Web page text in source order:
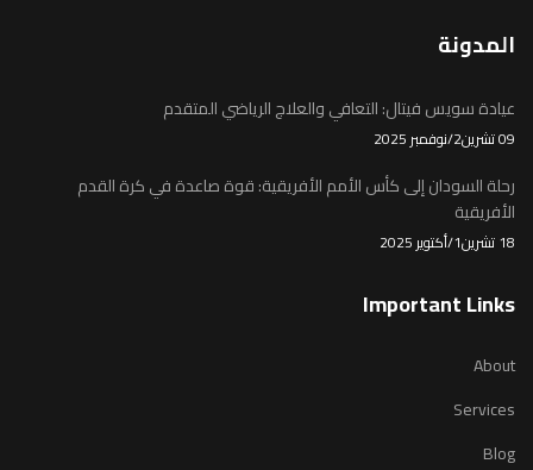
المدونة
عيادة سويس فيتال: التعافي والعلاج الرياضي المتقدم
09 تشرين2/نوفمبر 2025
رحلة السودان إلى كأس الأمم الأفريقية: قوة صاعدة في كرة القدم
الأفريقية
18 تشرين1/أكتوير 2025
Important Links
About
Services
Blog